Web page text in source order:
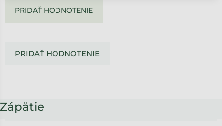
PRIDAŤ HODNOTENIE
PRIDAŤ HODNOTENIE
Zápätie